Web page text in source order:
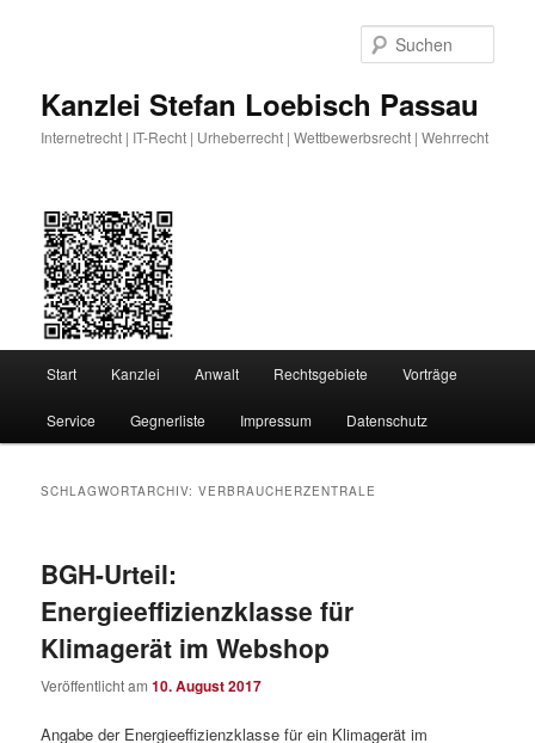
Kanzlei Stefan Loebisch Passau
Internetrecht | IT-Recht | Urheberrecht | Wettbewerbsrecht | Wehrrecht
Start Kanzlei Anwalt Rechtsgebiete Vorträge
Service Gegnerliste Impressum Datenschutz
SCHLAGWORTARCHIV:VERBRAUCHERZENTRALE
BGH-Urteil:
Energieeffizienzklasse für
Klimagerät im Webshop
Veröffentlicht am10. August 2017
Angabe der Energieeffizienzklasse für ein Klimagerät im